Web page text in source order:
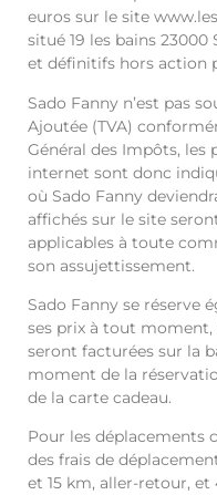
euros sur le site
situé 19 les bains 23000
et définitifs hors action
Sado Fanny n’est pas
Ajoutée (TVA)
Général des Impôts,
internet sont donc
où Sado Fanny
affichés sur le site
applicables à toute
son assujettissement.
Sado Fanny se réserve
ses prix à tout
seront facturées sur la
moment de la
de la carte cadeau.
Pour les déplacements
des frais de
et 15 km, aller-retour,